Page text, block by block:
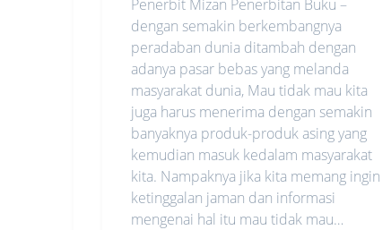
Penerbit Mizan Penerbitan Buku –
dengan semakin berkembangnya
peradaban dunia ditambah dengan
adanya pasar bebas yang melanda
masyarakat dunia, Mau tidak mau kita
juga harus menerima dengan semakin
banyaknya produk-produk asing yang
kemudian masuk kedalam masyarakat
kita. Nampaknya jika kita memang ingin
ketinggalan jaman dan informasi
mengenai hal itu mau tidak mau…